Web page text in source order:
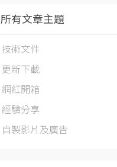
所有文章主題
技術文件
更新下載
網紅開箱
經驗分享
自製影片及廣告